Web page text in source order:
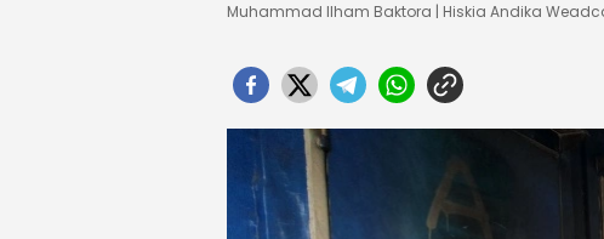
Muhammad Ilham Baktora | Hiskia Andika